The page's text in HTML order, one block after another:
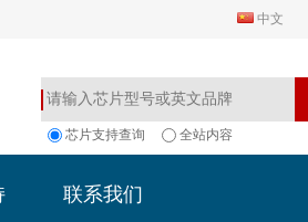
中文
芯片支持查询 全站内容
联系我们
联系我们